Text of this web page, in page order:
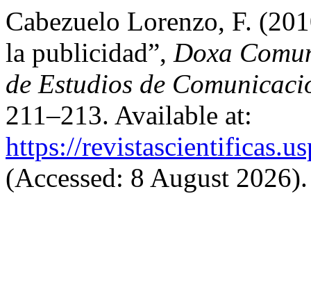
Cabezuelo Lorenzo, F.
la publicidad”, Doxa
de Estudios de
211–213. Available at:
https://
(Accessed: 8 August 2026).